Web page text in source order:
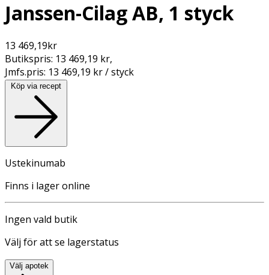
Janssen-Cilag AB, 1 styck
13 469,19kr
Butikspris: 13 469,19 kr,
Jmfs.pris: 13 469,19 kr / styck
Köp via recept
Ustekinumab
Finns i lager online
Ingen vald butik
Välj för att se lagerstatus
Välj apotek